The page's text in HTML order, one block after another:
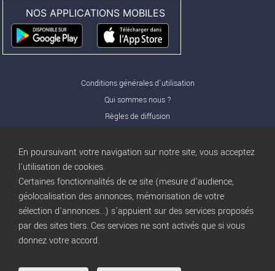
NOS APPLICATIONS MOBILES
Conditions générales d'utilisation
Qui sommes nous ?
Règles de diffusion
Nos offres Pro
Publicité
Conditions d’Utilisation
Privacy Policy
Blogtrocbuy
Gestion des cookies
En poursuivant votre navigation sur notre site, vous acceptez
l'utilisation de cookies.
Certaines fonctionnalités de ce site (mesure d'audience,
géolocalisation des annonces, mémorisation de votre
sélection d'annonces...) s'appuient sur des services proposés
par des sites tiers. Ces services ne sont activés que si vous
donnez votre accord.